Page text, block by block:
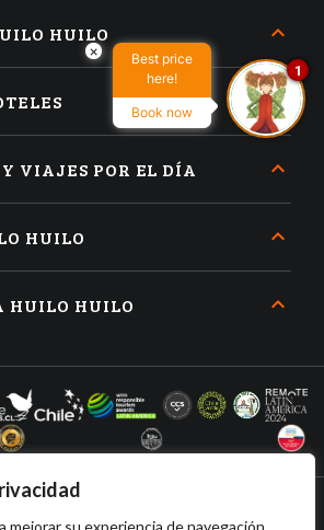
mejorar su experiencia de navegación,
HUILO
VIAJES POR EL DÍA
HUILO
HUILO
×
Best price
here!
Book now
1